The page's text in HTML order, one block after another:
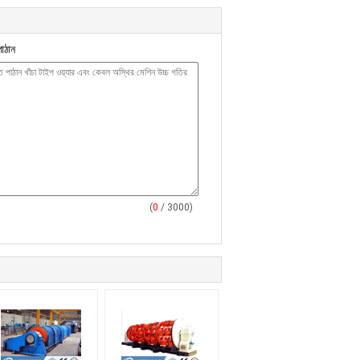
(0 / 3000)